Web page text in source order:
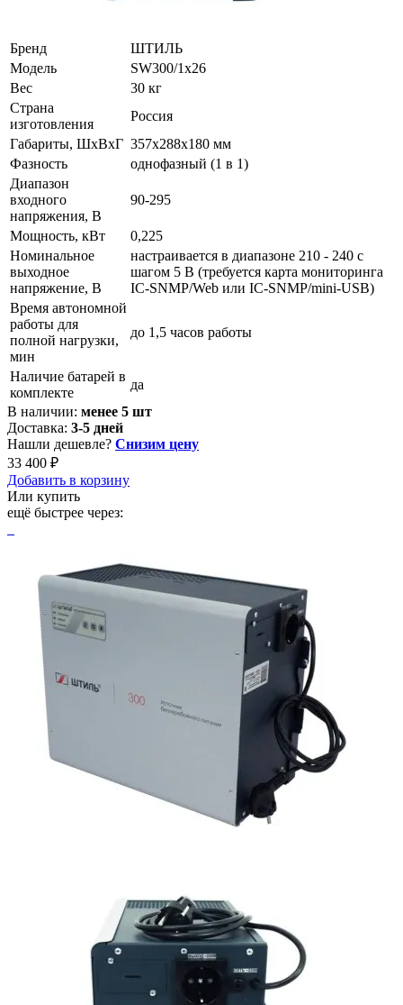
Бренд
ШТИЛЬ
Модель
SW300/1х26
Вес
30 кг
Страна
изготовления
Россия
Габариты, ШхВхГ 357x288x180 мм
Фазность
однофазный (1 в 1)
Диапазон
входного
напряжения, В
90-295
Мощность, кВт
0,225
Номинальное
выходное
напряжение, В
настраивается в диапазоне 210 - 240 с
шагом 5 В (требуется карта мониторинга
IC-SNMP/Web или IC-SNMP/mini-USB)
Время автономной
работы для
полной нагрузки,
мин
до 1,5 часов работы
Наличие батарей в
комплекте
да
В наличии: менее 5 шт
Доставка: 3-5 дней
Нашли дешевле? Снизим цену
33 400 ₽
Добавить в корзину
Или купить
ещё быстрее через: